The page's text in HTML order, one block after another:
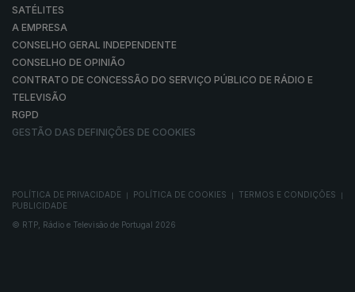
SATÉLITES
A EMPRESA
CONSELHO GERAL INDEPENDENTE
CONSELHO DE OPINIÃO
CONTRATO DE CONCESSÃO DO SERVIÇO PÚBLICO DE RÁDIO E
TELEVISÃO
RGPD
GESTÃO DAS DEFINIÇÕES DE COOKIES
POLÍTICA DE PRIVACIDADE POLÍTICA DE COOKIES TERMOS E CONDIÇÕES
PUBLICIDADE
© RTP, Rádio e Televisão de Portugal 2026